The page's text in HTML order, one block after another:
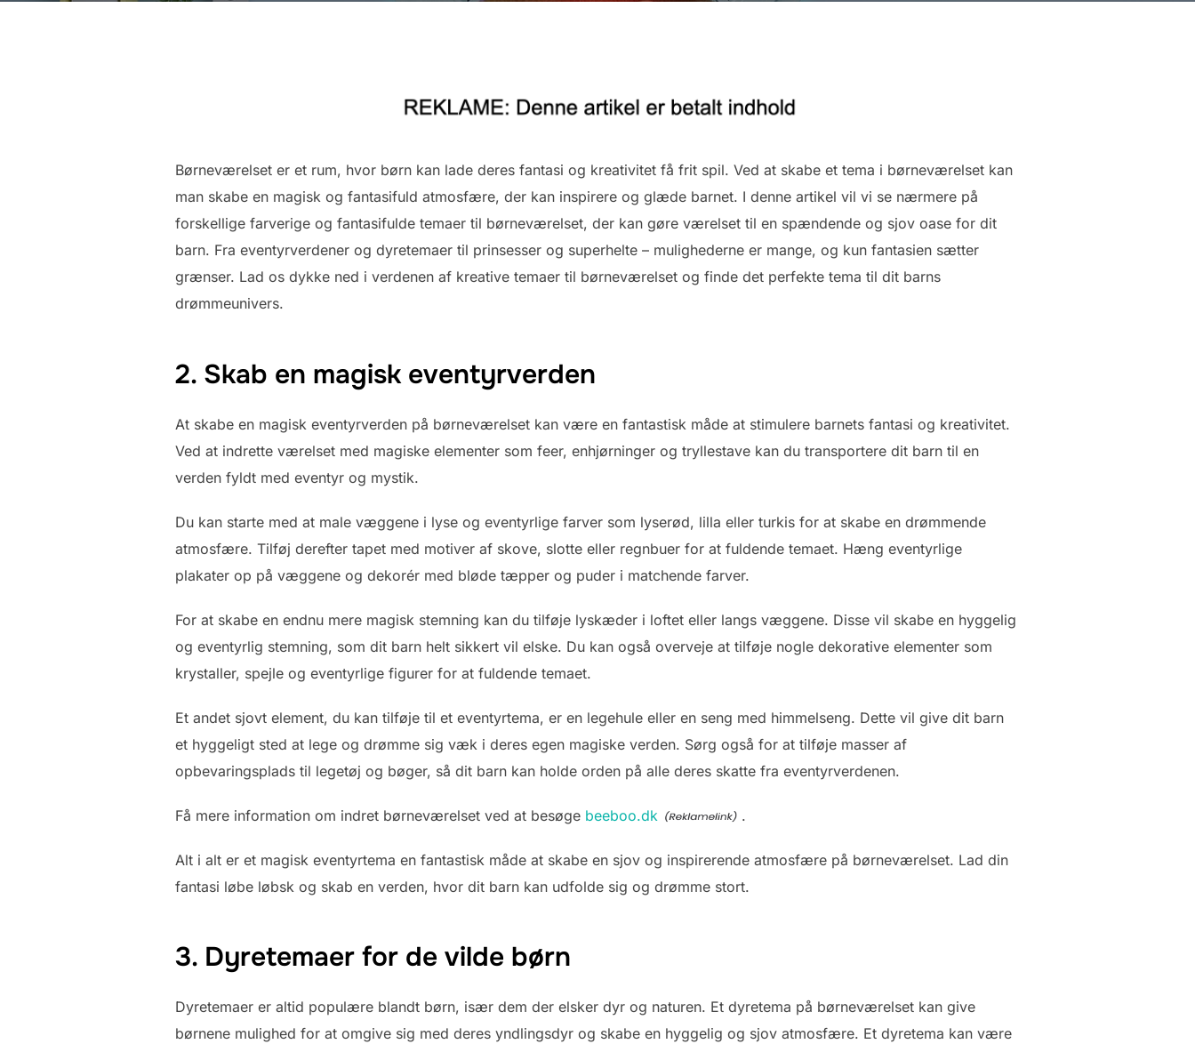
Børneværelset er et rum, hvor børn kan lade deres fantasi og kreativitet få frit spil. Ved at skabe et tema i børneværelset kan
man skabe en magisk og fantasifuld atmosfære, der kan inspirere og glæde barnet. I denne artikel vil vi se nærmere på
forskellige farverige og fantasifulde temaer til børneværelset, der kan gøre værelset til en spændende og sjov oase for dit
barn. Fra eventyrverdener og dyretemaer til prinsesser og superhelte – mulighederne er mange, og kun fantasien sætter
grænser. Lad os dykke ned i verdenen af kreative temaer til børneværelset og finde det perfekte tema til dit barns
drømmeunivers.
2. Skab en magisk eventyrverden
At skabe en magisk eventyrverden på børneværelset kan være en fantastisk måde at stimulere barnets fantasi og kreativitet.
Ved at indrette værelset med magiske elementer som feer, enhjørninger og tryllestave kan du transportere dit barn til en
verden fyldt med eventyr og mystik.
Du kan starte med at male væggene i lyse og eventyrlige farver som lyserød, lilla eller turkis for at skabe en drømmende
atmosfære. Tilføj derefter tapet med motiver af skove, slotte eller regnbuer for at fuldende temaet. Hæng eventyrlige
plakater op på væggene og dekorér med bløde tæpper og puder i matchende farver.
For at skabe en endnu mere magisk stemning kan du tilføje lyskæder i loftet eller langs væggene. Disse vil skabe en hyggelig
og eventyrlig stemning, som dit barn helt sikkert vil elske. Du kan også overveje at tilføje nogle dekorative elementer som
krystaller, spejle og eventyrlige figurer for at fuldende temaet.
Et andet sjovt element, du kan tilføje til et eventyrtema, er en legehule eller en seng med himmelseng. Dette vil give dit barn
et hyggeligt sted at lege og drømme sig væk i deres egen magiske verden. Sørg også for at tilføje masser af
opbevaringsplads til legetøj og bøger, så dit barn kan holde orden på alle deres skatte fra eventyrverdenen.
Få mere information om indret børneværelset ved at besøge beeboo.dk .
Alt i alt er et magisk eventyrtema en fantastisk måde at skabe en sjov og inspirerende atmosfære på børneværelset. Lad din
fantasi løbe løbsk og skab en verden, hvor dit barn kan udfolde sig og drømme stort.
3. Dyretemaer for de vilde børn
Dyretemaer er altid populære blandt børn, især dem der elsker dyr og naturen. Et dyretema på børneværelset kan give
børnene mulighed for at omgive sig med deres yndlingsdyr og skabe en hyggelig og sjov atmosfære. Et dyretema kan være